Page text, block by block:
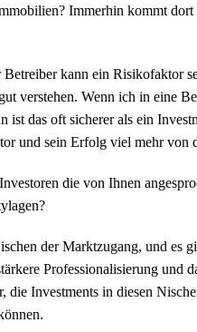
Immerhin kommt
kann ein Risikofaktor
verstehen. Wenn ich in eine
ist das oft sicherer als ein
und sein Erfolg viel mehr
die von Ihnen
der Marktzugang, und es
Professionalisierung und
die Investments in diesen